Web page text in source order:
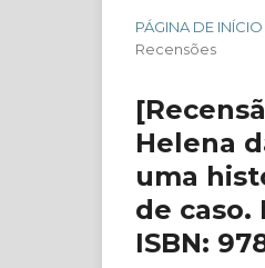
PÁGINA DE INÍCIO
Recensões
Helena
uma
de caso.
ISBN: